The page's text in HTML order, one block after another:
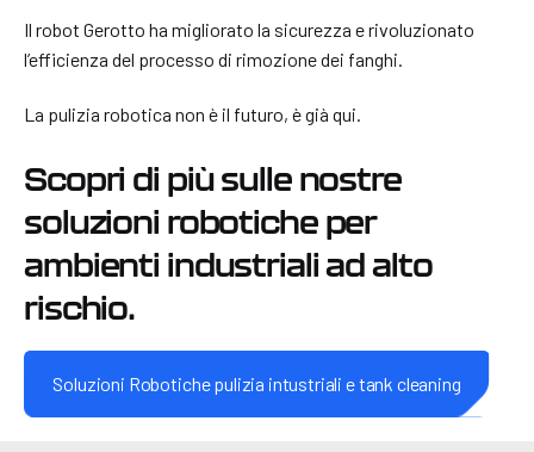
Il robot Gerotto ha migliorato la sicurezza e rivoluzionato
l’efficienza del processo di rimozione dei fanghi.
La pulizia robotica non è il futuro, è già qui.
Scopri di più sulle nostre
soluzioni robotiche per
ambienti industriali ad alto
rischio.
Soluzioni Robotiche pulizia intustriali e tank cleaning